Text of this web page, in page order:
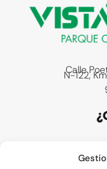
Calle
N-122,